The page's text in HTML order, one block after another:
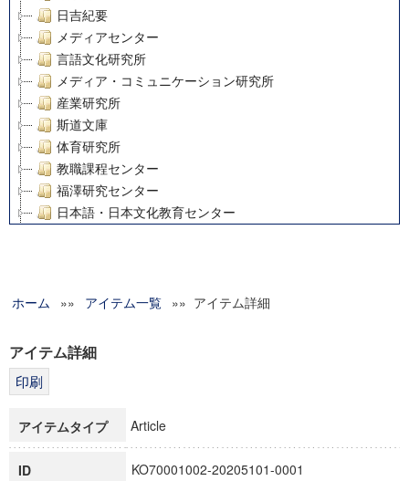
日吉紀要
メディアセンター
言語文化研究所
メディア・コミュニケーション研究所
産業研究所
斯道文庫
体育研究所
教職課程センター
福澤研究センター
日本語・日本文化教育センター
グローバルリサーチインスティテュート
科学研究費補助金研究成果報告書
博士課程教育リーディングプログラム「超成熟社会発展のサ
ホーム »» アイテム一覧 »» アイテム詳細
アイテム詳細
アイテムタイプ Article
ID KO70001002-20205101-0001